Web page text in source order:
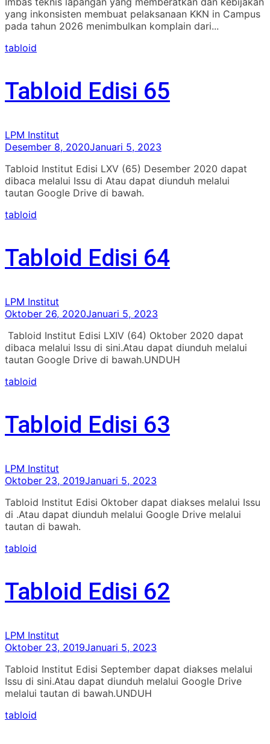
yang inkonsisten membuat pelaksanaan KKN in Campus
pada tahun 2026 menimbulkan komplain dari...
tabloid
Tabloid Edisi 65
LPM Institut
Desember 8, 2020Januari 5, 2023
Tabloid Institut Edisi LXV (65) Desember 2020 dapat
dibaca melalui Issu di Atau dapat diunduh melalui
tautan Google Drive di bawah.
tabloid
Tabloid Edisi 64
LPM Institut
Oktober 26, 2020Januari 5, 2023
Tabloid Institut Edisi LXIV (64) Oktober 2020 dapat
dibaca melalui Issu di sini.Atau dapat diunduh melalui
tautan Google Drive di bawah.UNDUH
tabloid
Tabloid Edisi 63
LPM Institut
Oktober 23, 2019Januari 5, 2023
Tabloid Institut Edisi Oktober dapat diakses melalui Issu
di .Atau dapat diunduh melalui Google Drive melalui
tautan di bawah.
tabloid
Tabloid Edisi 62
LPM Institut
Oktober 23, 2019Januari 5, 2023
Tabloid Institut Edisi September dapat diakses melalui
Issu di sini.Atau dapat diunduh melalui Google Drive
melalui tautan di bawah.UNDUH
tabloid